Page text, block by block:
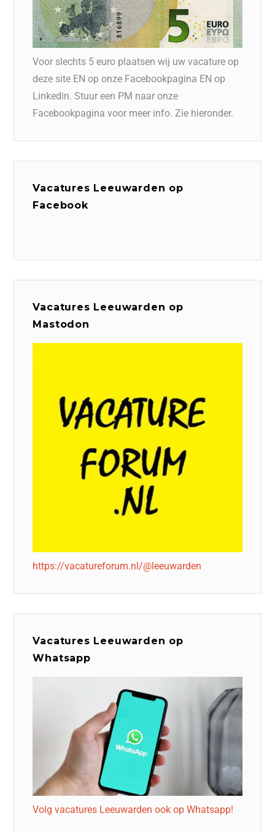
Voor slechts 5 euro plaatsen wij uw vacature op
deze site EN op onze Facebookpagina EN op
Linkedin. Stuur een PM naar onze
Facebookpagina voor meer info. Zie hieronder.
Vacatures Leeuwarden op
Facebook
Vacatures Leeuwarden op
Mastodon
https://vacatureforum.nl/@leeuwarden
Vacatures Leeuwarden op
Whatsapp
Volg vacatures Leeuwarden ook op Whatsapp!